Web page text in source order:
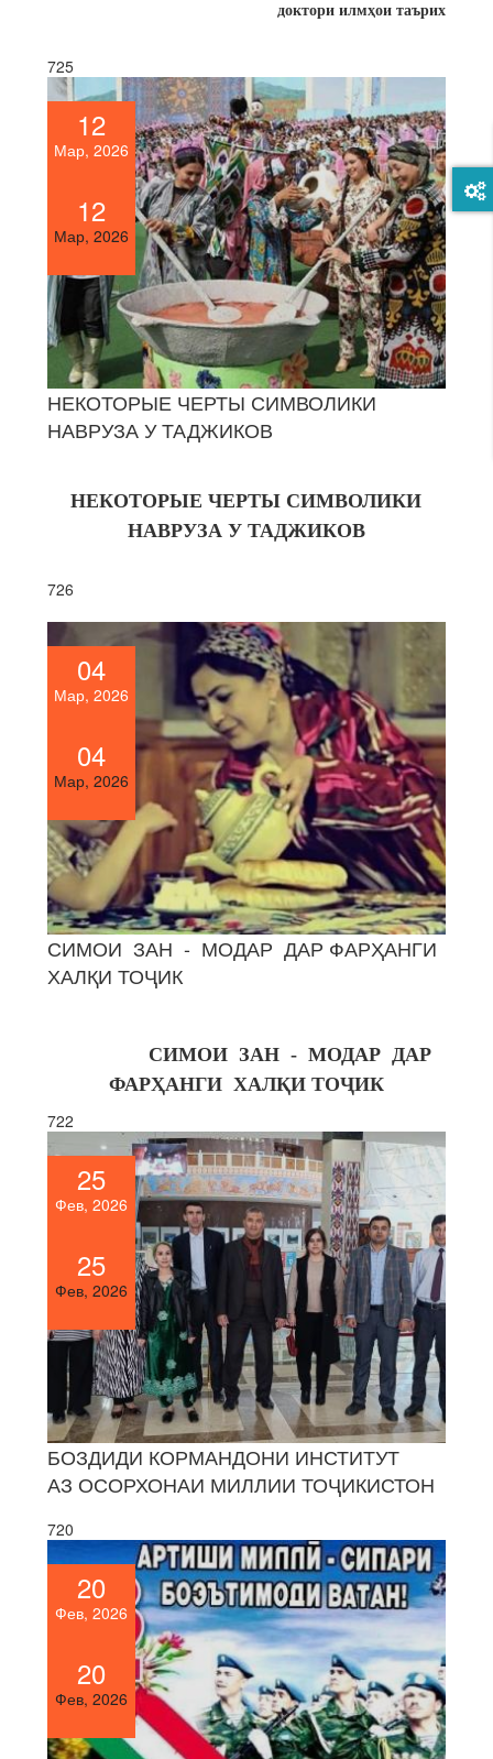
доктори илмҳои таърих
725
12
Мар, 2026
12
Мар, 2026
НЕКОТОРЫЕ ЧЕРТЫ СИМВОЛИКИ
НАВРУЗА У ТАДЖИКОВ
НЕКОТОРЫЕ ЧЕРТЫ СИМВОЛИКИ
НАВРУЗА У ТАДЖИКОВ
726
04
Мар, 2026
04
Мар, 2026
СИМОИ ЗАН - МОДАР ДАР ФАРҲАНГИ
ХАЛҚИ ТОҶИК
СИМОИ ЗАН - МОДАР ДАР
ФАРҲАНГИ ХАЛҚИ ТОҶИК
722
25
Фев, 2026
25
Фев, 2026
БОЗДИДИ КОРМАНДОНИ ИНСТИТУТ
АЗ ОСОРХОНАИ МИЛЛИИ ТОҶИКИСТОН
720
20
Фев, 2026
20
Фев, 2026